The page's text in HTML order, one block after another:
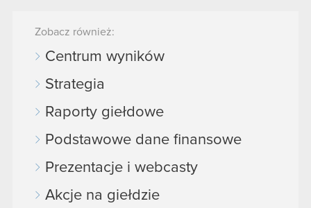
Zobacz również:
Centrum wyników
Strategia
Raporty giełdowe
Podstawowe dane finansowe
Prezentacje i webcasty
Akcje na giełdzie